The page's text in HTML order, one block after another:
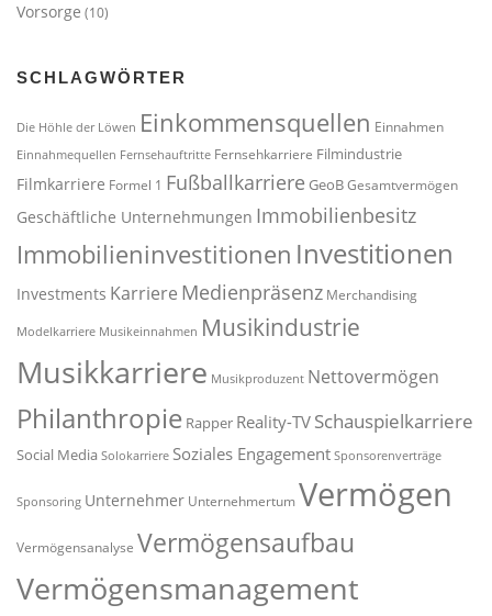
Vorsorge (10)
SCHLAGWÖRTER
Die Höhle der Löwen Einkommensquellen Einnahmen
Einnahmequellen Fernsehauftritte Fernsehkarriere Filmindustrie
Filmkarriere Formel 1 Fußballkarriere GeoBGesamtvermögen
Geschäftliche Unternehmungen Immobilienbesitz
Immobilieninvestitionen Investitionen
Investments Karriere Medienpräsenz Merchandising
Modelkarriere Musikeinnahmen Musikindustrie
Musikkarriere Musikproduzent Nettovermögen
Philanthropie Rapper Reality-TV Schauspielkarriere
Social Media Solokarriere Soziales Engagement Sponsorenverträge
Sponsoring Unternehmer UnternehmertumVermögen
Vermögensanalyse Vermögensaufbau
Vermögensmanagement